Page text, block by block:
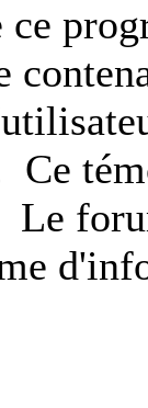
ce
Ce
Le